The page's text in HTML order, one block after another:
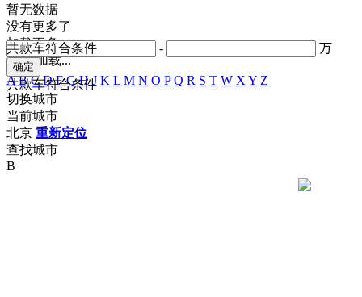
- 万
共款车符合条件
共款车符合条件
暂无数据
没有更多了
加载更多
正在加载...
A B C D F G H J K L M N O P Q R S T W X Y Z
切换城市
当前城市
北京 重新定位
查找城市
B